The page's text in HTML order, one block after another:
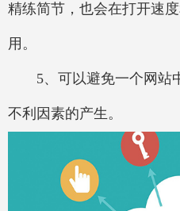
精练简节，也会在打开速
用。
5、可以避免一个网站
不利因素的产生。